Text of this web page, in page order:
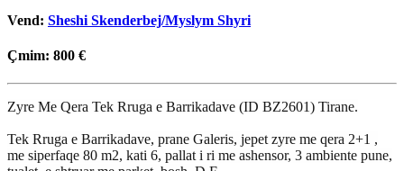
Vend: Sheshi Skenderbej/Myslym Shyri
Çmim: 800 €
Zyre Me Qera Tek Rruga e Barrikadave (ID BZ2601) Tirane.
Tek Rruga e Barrikadave, prane Galeris, jepet zyre me qera 2+1 ,
me siperfaqe 80 m2, kati 6, pallat i ri me ashensor, 3 ambiente pune,